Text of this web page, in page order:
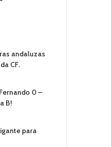
andaluzas
CF.
0 –
B!
para